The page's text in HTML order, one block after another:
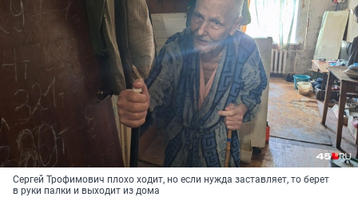
Сергей Трофимович плохо ходит, но если нужда заставляет, то берет
в руки палки и выходит из дома